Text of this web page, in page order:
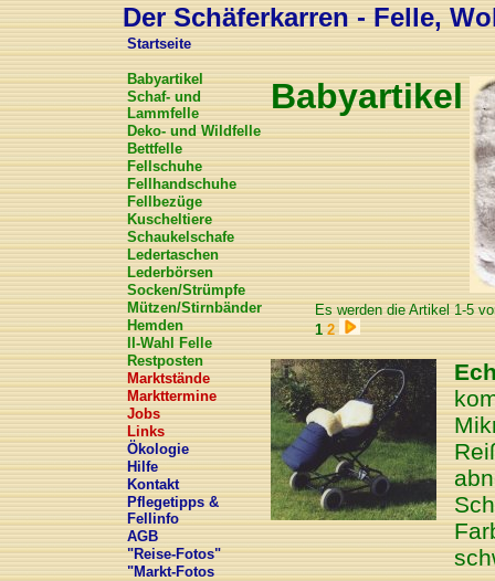
Der Schäferkarren - Felle,
Startseite
Babyartikel
Schaf- und
Lammfelle
Deko- und Wildfelle
Bettfelle
Fellschuhe
Fellhandschuhe
Fellbezüge
Kuscheltiere
Schaukelschafe
Ledertaschen
Lederbörsen
Socken/Strümpfe
Mützen/Stirnbänder
Hemden
II-Wahl Felle
Restposten
Marktstände
Markttermine
Jobs
Links
Ökologie
Hilfe
Kontakt
Pflegetipps &
Fellinfo
AGB
"Reise-Fotos"
"Markt-Fotos
Babyartikel
Es werden die Artikel 1-5
1 2